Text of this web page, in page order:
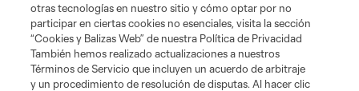
otras tecnologías en nuestro sitio y cómo optar por no
participar en ciertas cookies no esenciales, visita la sección
“Cookies y Balizas Web” de nuestra Política de Privacidad
También hemos realizado actualizaciones a nuestros
Términos de Servicio que incluyen un acuerdo de arbitraje
y un procedimiento de resolución de disputas. Al hacer clic